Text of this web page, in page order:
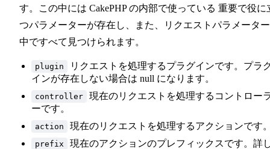
す。この中には CakePHP の内部で使っている 重要で役に
つパラメーターが存在し、また、リクエストパラメータ
中ですべて見つけられます。
plugin
リクエストを処理するプラグインです。プラ
インが存在しない場合は null になります。
controller
現在のリクエストを処理するコントロー
ーです。
action 現在のリクエストを処理するアクションです
prefix
現在のアクションのプレフィックスです。詳